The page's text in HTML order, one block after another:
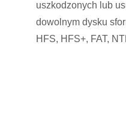
uszkodzonych lub
dowolnym dysku
HFS, HFS+, FAT,